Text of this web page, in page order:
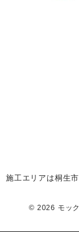
施工エリアは桐生
© 2026 モッ